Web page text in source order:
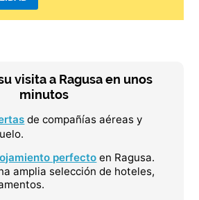
visita a Ragusa en unos
minutos
de compañías aéreas y
perfecto en Ragusa.
amplia selección de hoteles,